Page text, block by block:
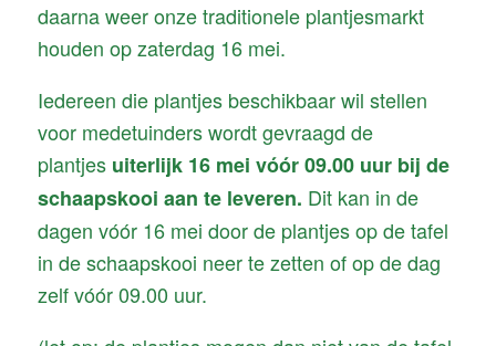
daarna weer onze traditionele plantjesmarkt
houden op zaterdag 16 mei.
Iedereen die plantjes beschikbaar wil stellen
voor medetuinders wordt gevraagd de
plantjes uiterlijk 16 mei vóór 09.00 uur bij de
schaapskooi aan te leveren. Dit kan in de
dagen vóór 16 mei door de plantjes op de tafel
in de schaapskooi neer te zetten of op de dag
zelf vóór 09.00 uur.